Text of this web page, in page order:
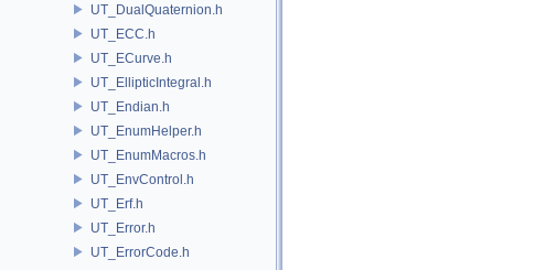
UT_DualQuaternion.h
UT_ECC.h
UT_ECurve.h
UT_EllipticIntegral.h
UT_Endian.h
UT_EnumHelper.h
UT_EnumMacros.h
UT_EnvControl.h
UT_Erf.h
UT_Error.h
UT_ErrorCode.h